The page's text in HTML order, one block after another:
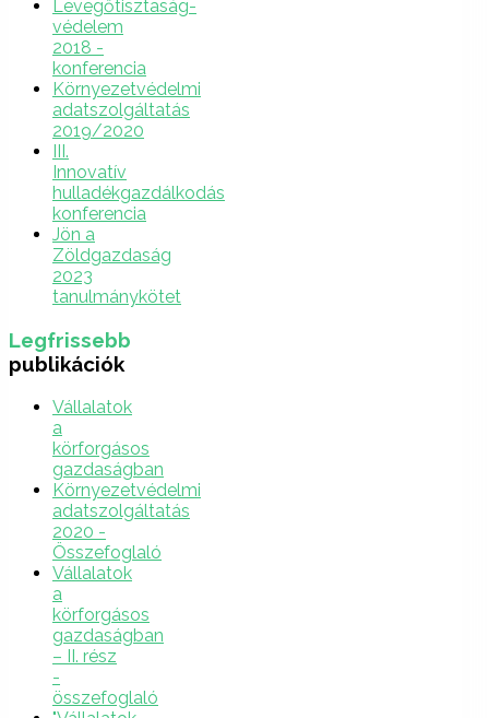
Levegőtisztaság-
védelem
2018 -
konferencia
Környezetvédelmi
adatszolgáltatás
2019/2020
III.
Innovatív
hulladékgazdálkodás
konferencia
Jön a
Zöldgazdaság
2023
tanulmánykötet
Legfrissebb
publikációk
Vállalatok
a
körforgásos
gazdaságban
Környezetvédelmi
adatszolgáltatás
2020 -
Összefoglaló
Vállalatok
a
körforgásos
gazdaságban
– II. rész
-
összefoglaló